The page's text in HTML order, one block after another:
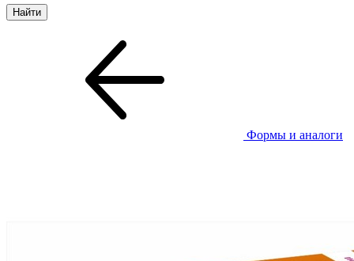
Формы и аналоги